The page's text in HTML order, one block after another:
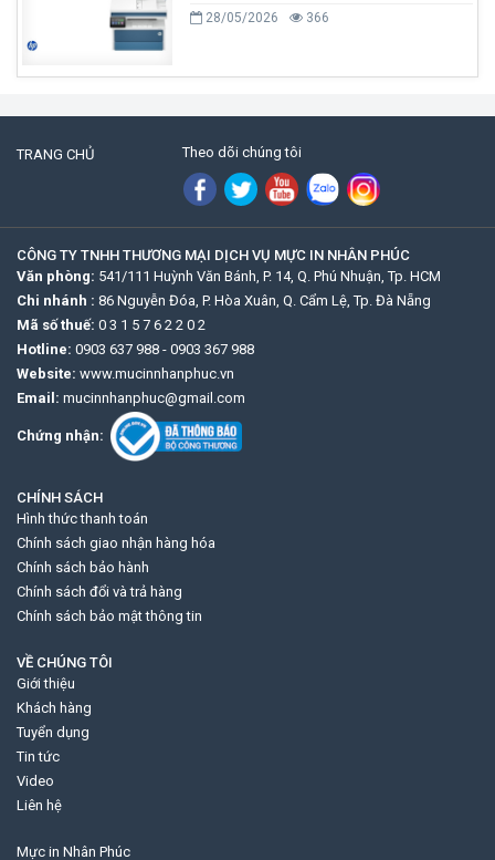
28/05/2026 366
TRANG CHỦ Theo dõi chúng tôi
CÔNG TY TNHH THƯƠNG MẠI DỊCH VỤ MỰC IN NHÂN PHÚC
Văn phòng: 541/111 Huỳnh Văn Bánh, P. 14, Q. Phú Nhuận, Tp. HCM
Chi nhánh : 86 Nguyễn Đóa, P. Hòa Xuân, Q. Cẩm Lệ, Tp. Đà Nẵng
Mã số thuế: 0 3 1 5 7 6 2 2 0 2
Hotline: 0903 637 988 - 0903 367 988
Website: www.mucinnhanphuc.vn
Email: mucinnhanphuc@gmail.com
Chứng nhận:
CHÍNH SÁCH
Hình thức thanh toán
Chính sách giao nhận hàng hóa
Chính sách bảo hành
Chính sách đổi và trả hàng
Chính sách bảo mật thông tin
VỀ CHÚNG TÔI
Giới thiệu
Khách hàng
Tuyển dụng
Tin tức
Video
Liên hệ
Mực in Nhân Phúc